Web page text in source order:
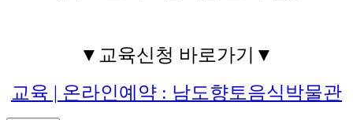
▼교육신청 바로가기▼
교육 | 온라인예약 : 남도향토음식박물관